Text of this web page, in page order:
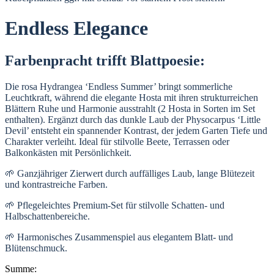
Endless Elegance
Farbenpracht trifft Blattpoesie:
Die rosa Hydrangea ‘Endless Summer’ bringt sommerliche
Leuchtkraft, während die elegante Hosta mit ihren strukturreichen
Blättern Ruhe und Harmonie ausstrahlt (2 Hosta in Sorten im Set
enthalten). Ergänzt durch das dunkle Laub der Physocarpus ‘Little
Devil’ entsteht ein spannender Kontrast, der jedem Garten Tiefe und
Charakter verleiht. Ideal für stilvolle Beete, Terrassen oder
Balkonkästen mit Persönlichkeit.
🌱 Ganzjähriger Zierwert durch auffälliges Laub, lange Blütezeit
und kontrastreiche Farben.
🌱 Pflegeleichtes Premium-Set für stilvolle Schatten- und
Halbschattenbereiche.
🌱 Harmonisches Zusammenspiel aus elegantem Blatt- und
Blütenschmuck.
Summe: